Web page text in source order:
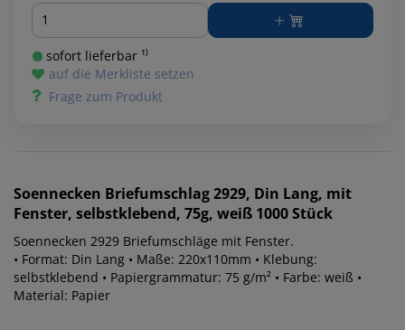
Menge
sofort lieferbar ¹⁾
auf die Merkliste setzen
Frage zum Produkt
Soennecken Briefumschlag 2929, Din Lang, mit
Fenster, selbstklebend, 75g, weiß 1000 Stück
Soennecken 2929 Briefumschläge mit Fenster.
• Format: Din Lang • Maße: 220x110mm • Klebung:
selbstklebend • Papiergrammatur: 75 g/m² • Farbe: weiß •
Material: Papier